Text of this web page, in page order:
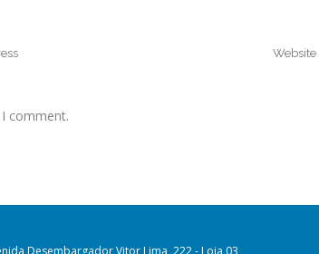
comment.
Desembargador Vitor Lima, 222 - Loja 03,